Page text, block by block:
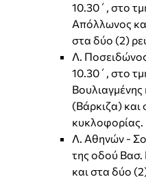
10.30΄, στο
Απόλλωνος
στα δύο (2)
Λ.
10.30΄, στο
(Βάρκιζα) και
κυκλοφορίας.
Λ. Αθηνών -
της οδού Βασ.
και στα δύο